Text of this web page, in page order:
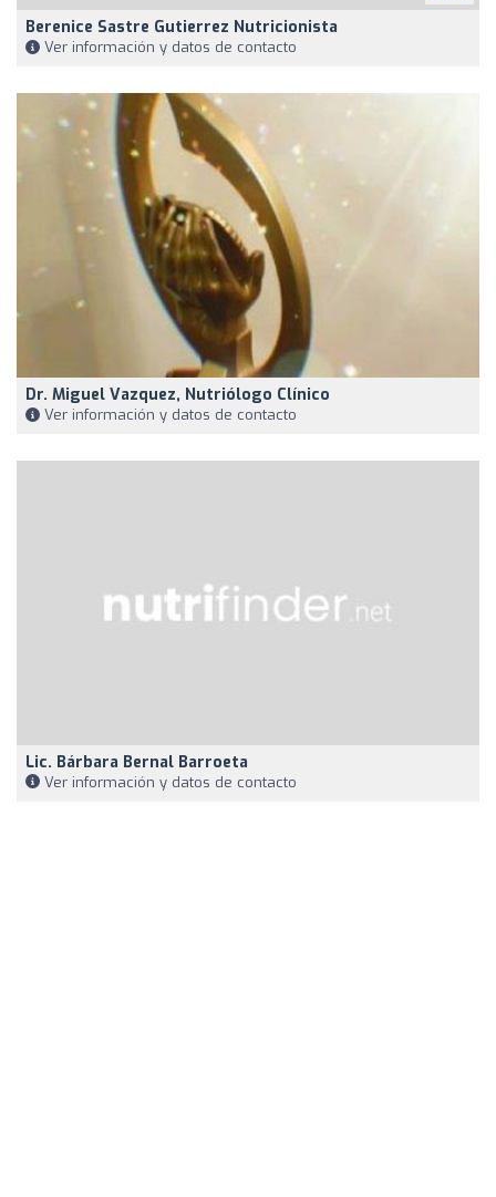
Berenice Sastre Gutierrez Nutricionista
Ver información y datos de contacto
Dr. Miguel Vazquez, Nutriólogo Clínico
Ver información y datos de contacto
Lic. Bárbara Bernal Barroeta
Ver información y datos de contacto